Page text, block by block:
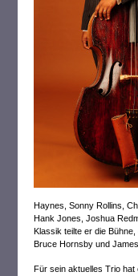
Haynes, Sonny Rollins,
Hank Jones, Joshua
Klassik teilte er die
Bruce Hornsby und
Für sein aktuelles Trio